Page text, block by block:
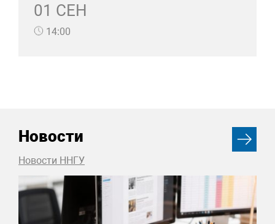
01 СЕН
14:00
Новости
Новости ННГУ